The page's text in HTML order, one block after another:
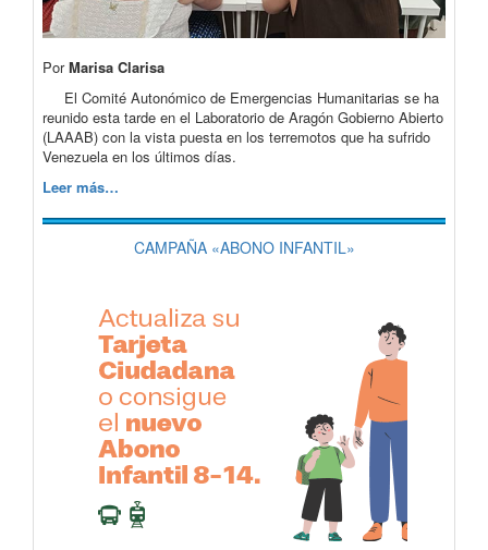
PorMarisa Clarisa
El Comité Autonómico de Emergencias Humanitarias se ha
reunido esta tarde en el Laboratorio de Aragón Gobierno Abierto
(LAAAB) con la vista puesta en los terremotos que ha sufrido
Venezuela en los últimos días.
Leer más…
CAMPAÑA «ABONO INFANTIL»